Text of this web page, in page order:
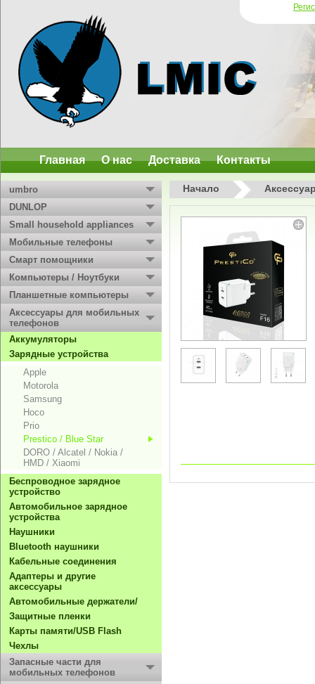
Главная О нас Доставка Контакты
umbro
DUNLOP
Small household appliances
Мобильные телефоны
Смарт помощники
Компьютеры / Ноутбуки
Планшетные компьютеры
Аксессуары для мобильных
телефонов
Aккумуляторы
Зарядные устройства
Apple
Motorola
Samsung
Hoco
Prio
Prestico / Blue Star
DORO / Alcatel / Nokia /
HMD / Xiaomi
Беспроводное зарядное
устройство
Автомобильное зарядное
устройства
Hаушники
Bluetooth наушники
Кабельные соединения
Адаптеры и другие
аксессуары
Автомобильные держатели/
Защитные пленки
Карты памяти/USB Flash
Чехлы
Запасные части для
мобильных телефонов
Начало